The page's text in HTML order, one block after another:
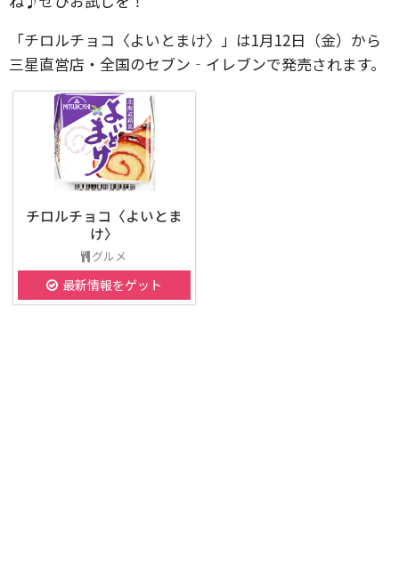
「チロルチョコ〈よいとまけ〉」は1月12日（金）から
三星直営店・全国のセブン‐イレブンで発売されます。
チロルチョコ〈よいとま
け〉
グルメ
最新情報をゲット